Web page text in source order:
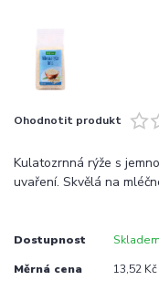
Ohodnotit produkt
Kulatozrnná rýže s
uvaření. Skvělá na
Dostupnost Skladem
Měrná cena 13,52